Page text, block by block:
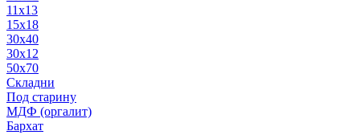
11x13
15x18
30x40
30х12
50x70
Складни
Под старину
МДФ (оргалит)
Бархат